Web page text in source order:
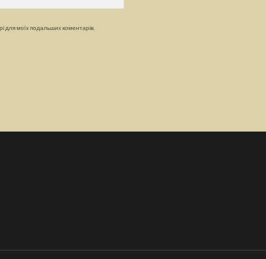
для моїх подальших коментарів.